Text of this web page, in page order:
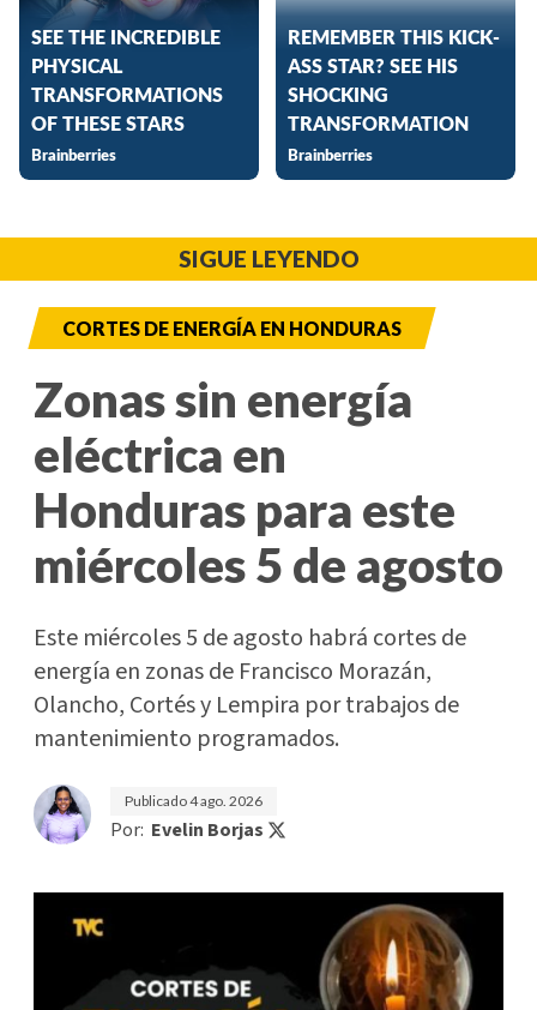
SIGUE LEYENDO
CORTES DE ENERGÍA EN HONDURAS
Zonas sin energía
eléctrica en
Honduras para este
miércoles 5 de agosto
Este miércoles 5 de agosto habrá cortes de
energía en zonas de Francisco Morazán,
Olancho, Cortés y Lempira por trabajos de
mantenimiento programados.
Publicado4 ago. 2026
Por: Evelin Borjas